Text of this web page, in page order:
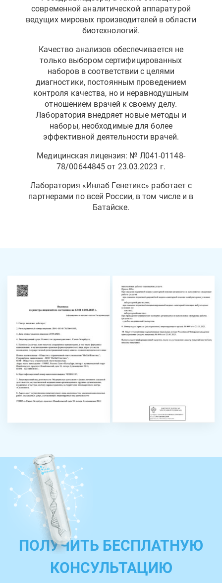
современной аналитической аппаратурой
ведущих мировых производителей в области
биотехнологий.
Качество анализов обеспечивается не
только выбором сертифицированных
наборов в соответствии с целями
диагностики, постоянным проведением
контроля качества, но и неравнодушным
отношением врачей к своему делу.
Лаборатория внедряет новые методы и
наборы, необходимые для более
эффективной деятельности врачей.
Медицинская лицензия: № Л041-01148-
78/00644845 от 23.03.2023 г.
Лаборатория «Инлаб Генетикс» работает с
партнерами по всей России, в том числе и в
Батайске.
ПОЛУЧИТЬ БЕСПЛАТНУЮ
КОНСУЛЬТАЦИЮ